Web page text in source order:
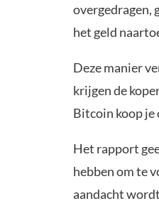
overgedragen,
het geld
Deze manier
krijgen de
Bitcoin koop je
Het rapport
hebben om te
aandacht